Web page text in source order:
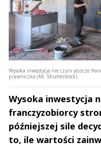
Wysoka inwestycja nie czyni jeszcze
prawniczka (fot. Shutterstock)
Wysoka inwestycja
franczyzobiorcy
późniejszej sile
to, ile wartości